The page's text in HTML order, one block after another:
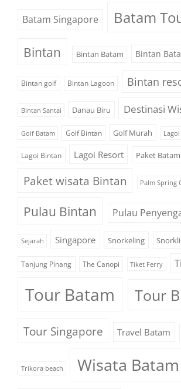
Batam Singapore Batam
Bintan Bintan Batam Bintan
Bintan golf Bintan Lagoon Bintan
Bintan Santai Danau Biru Destinasi
Golf Batam Golf Bintan Golf Murah Lagoi
Lagoi Bintan Lagoi Resort Paket Batam
Paket wisata Bintan Palm Spring
Pulau Bintan Pulau
Sejarah Singapore Snorkeling
Tanjung Pinang The Canopi Tiket Ferry
Tour Batam Tour
Tour Singapore Travel Batam
Trikora beach Wisata Batam